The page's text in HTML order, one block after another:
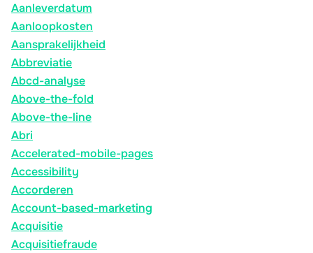
Aanleverdatum
Aanloopkosten
Aansprakelijkheid
Abbreviatie
Abcd-analyse
Above-the-fold
Above-the-line
Abri
Accelerated-mobile-pages
Accessibility
Accorderen
Account-based-marketing
Acquisitie
Acquisitiefraude